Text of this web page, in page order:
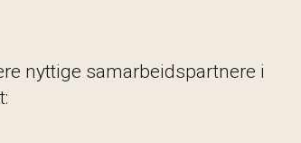
nyttige samarbeidspartnere i